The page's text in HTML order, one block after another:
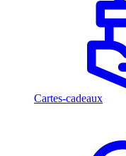
Cartes-cadeaux